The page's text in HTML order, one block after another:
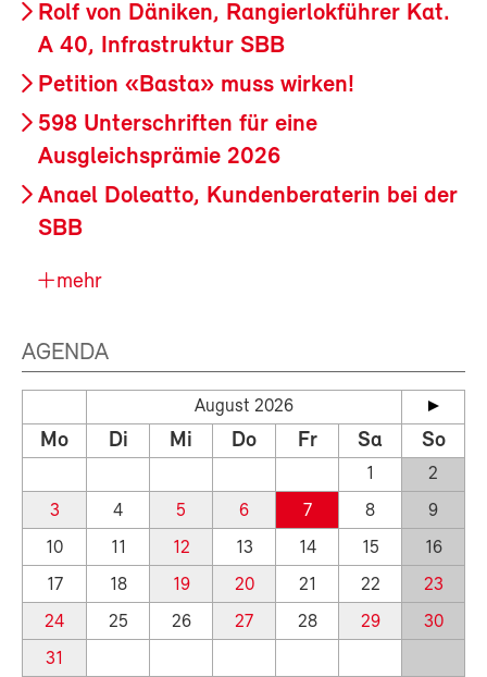
Rolf von Däniken, Rangierlokführer Kat.
A 40, Infrastruktur SBB
Petition «Basta» muss wirken!
598 Unterschriften für eine
Ausgleichsprämie 2026
Anael Doleatto, Kundenberaterin bei der
SBB
mehr
AGENDA
August 2026
Mo Di Mi Do Fr Sa So
1
2
3
4 5 6 7 8
9
10
11 12 13 14 15
16
17
18 19 20 21 22
23
24
25 26 27 28 29
30
31